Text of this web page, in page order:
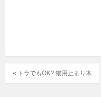
« トラでもOK? 猫用止まり木